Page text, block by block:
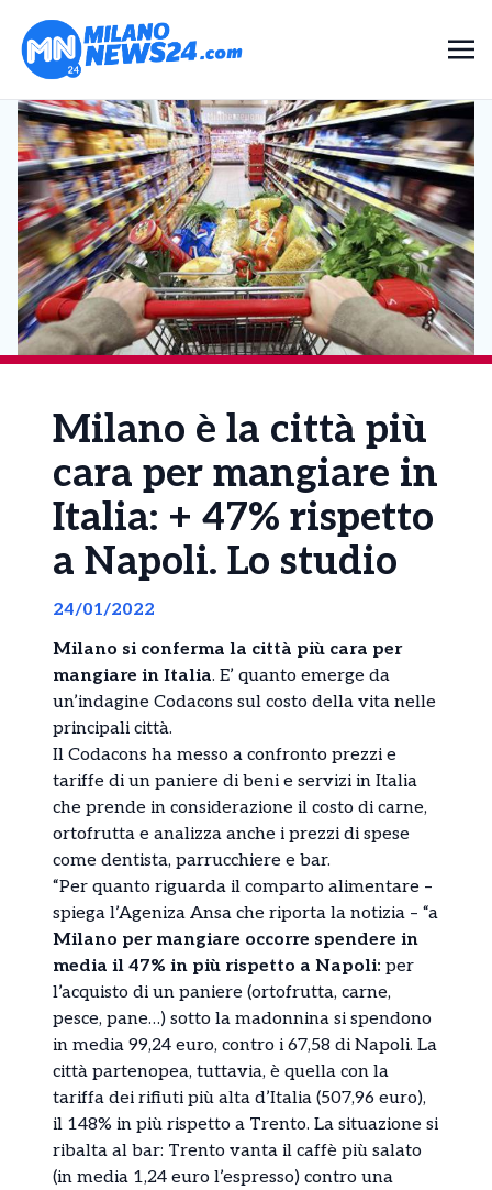
Milano è la città più
cara per mangiare in
Italia: + 47% rispetto
a Napoli. Lo studio
24/01/2022
Milano si conferma la città più cara per
mangiare in Italia. E’ quanto emerge da
un’indagine Codacons sul costo della vita nelle
principali città.
Il Codacons ha messo a confronto prezzi e
tariffe di un paniere di beni e servizi in Italia
che prende in considerazione il costo di carne,
ortofrutta e analizza anche i prezzi di spese
come dentista, parrucchiere e bar.
“Per quanto riguarda il comparto alimentare –
spiega l’Ageniza Ansa che riporta la notizia – “a
Milano per mangiare occorre spendere in
media il 47% in più rispetto a Napoli: per
l’acquisto di un paniere (ortofrutta, carne,
pesce, pane…) sotto la madonnina si spendono
in media 99,24 euro, contro i 67,58 di Napoli. La
città partenopea, tuttavia, è quella con la
tariffa dei rifiuti più alta d’Italia (507,96 euro),
il 148% in più rispetto a Trento. La situazione si
ribalta al bar: Trento vanta il caffè più salato
(in media 1,24 euro l’espresso) contro una